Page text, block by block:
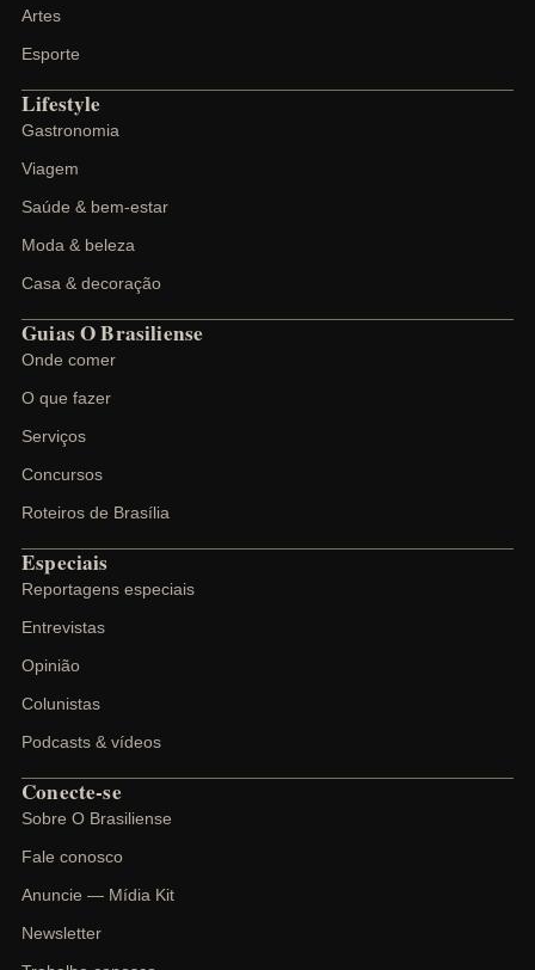
Artes
Esporte
Lifestyle
Gastronomia
Viagem
Saúde & bem-estar
Moda & beleza
Casa & decoração
Guias O Brasiliense
Onde comer
O que fazer
Serviços
Concursos
Roteiros de Brasília
Especiais
Reportagens especiais
Entrevistas
Opinião
Colunistas
Podcasts & vídeos
Conecte-se
Sobre O Brasiliense
Fale conosco
Anuncie — Mídia Kit
Newsletter